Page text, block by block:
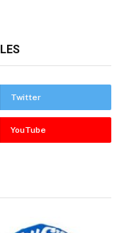
Twitter
YouTube